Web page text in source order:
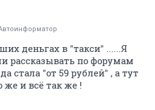
деньгах в "такси" ......Я
рассказывать по форумам
стала "от 59 рублей" , а тут
же и всё так же !